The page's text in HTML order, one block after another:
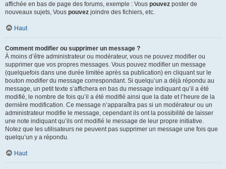
affichée en bas de page des forums, exemple : Vous pouvez poster de
nouveaux sujets, Vous pouvez joindre des fichiers, etc.
Haut
Comment modifier ou supprimer un message ?
À moins d’être administrateur ou modérateur, vous ne pouvez modifier ou
supprimer que vos propres messages. Vous pouvez modifier un message
(quelquefois dans une durée limitée après sa publication) en cliquant sur le
bouton modifierdu message correspondant. Si quelqu’un a déjà répondu au
message, un petit texte s’affichera en bas du message indiquant qu’il a été
modifié, le nombre de fois qu’il a été modifié ainsi que la date et l’heure de la
dernière modification. Ce message n’apparaîtra pas si un modérateur ou un
administrateur modifie le message, cependant ils ont la possibilité de laisser
une note indiquant qu’ils ont modifié le message de leur propre initiative.
Notez que les utilisateurs ne peuvent pas supprimer un message une fois que
quelqu’un y a répondu.
Haut